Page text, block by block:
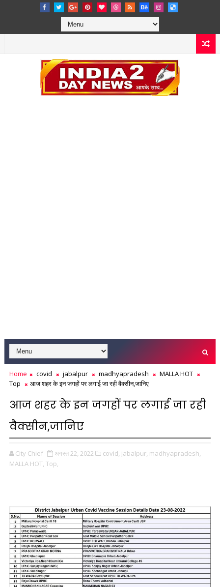
Home covid jabalpur madhyapradesh
MALLA HOT
Top
आज शहर के इन जगहों पर लगाई जा रही वैक्सीन,जानिए
आज शहर के इन जगहों पर लगाई जा रही
वैक्सीन,जानिए
City Chief अगस्त 22, 2022 covid, jabalpur, madhyapradesh,
MALLA HOT, Top,